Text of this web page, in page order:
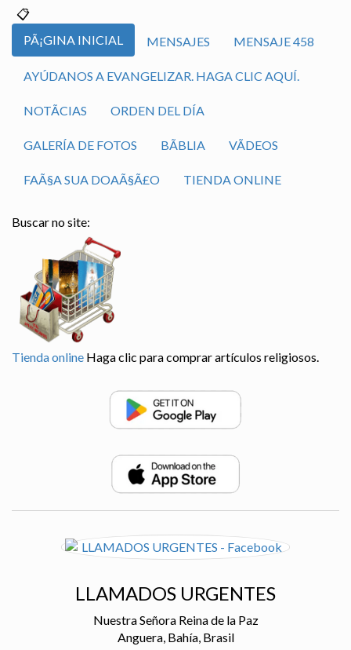
PÃ¡GINA INICIAL MENSAJES MENSAJE 458
AYÚDANOS A EVANGELIZAR. HAGA CLIC AQUÍ.
NOTÃ­CIAS ORDEN DEL DÍA
GALERÍA DE FOTOS BÃ­BLIA VÃ­DEOS
FAÃ§A SUA DOAÃ§Ã£O TIENDA ONLINE
Buscar no site:
Tienda online Haga clic para comprar artículos religiosos.
LLAMADOS URGENTES
Nuestra Señora Reina de la Paz
Anguera, Bahía, Brasil